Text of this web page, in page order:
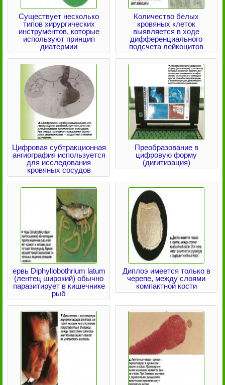
Существует несколько
типов хирургических
инструментов, которые
используют принцип
диатермии
Количество белых
кровяных клеток
выявляется в ходе
дифференциального
подсчета лейкоцитов
Цифровая субтракционная
ангиография используется
для исследования
кровяных сосудов
Преобразование в
цифровую форму
(дигитизация)
ервь Diphyllobothrium latum
(лентец широкий) обычно
паразитирует в кишечнике
рыб
Диплоэ имеется только в
черепе, между слоями
компактной кости